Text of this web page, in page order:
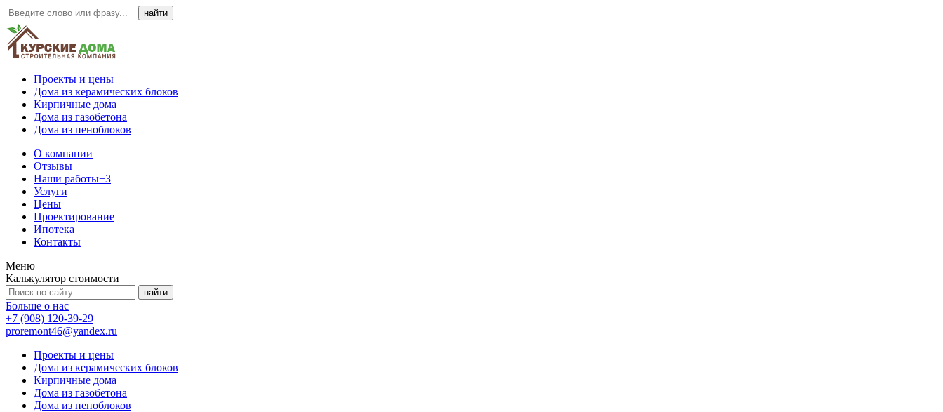
Проекты и цены
Дома из керамических блоков
Кирпичные дома
Дома из газобетона
Дома из пеноблоков
О компании
Отзывы
Наши работы+3
Услуги
Цены
Проектирование
Ипотека
Контакты
Меню
Калькулятор стоимости
Больше о нас
+7 (908) 120-39-29
proremont46@yandex.ru
Проекты и цены
Дома из керамических блоков
Кирпичные дома
Дома из газобетона
Дома из пеноблоков